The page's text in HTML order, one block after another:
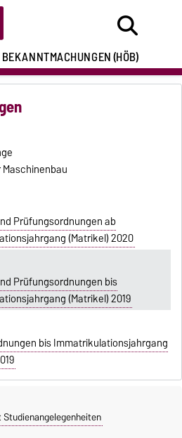
BEKANNTMACHUNGEN(HÖB)
Prüfungsordnungen ab
(Matrikel) 2020
Prüfungsordnungen bis
(Matrikel) 2019
bis Immatrikulationsjahrgang
Studienangelegenheiten